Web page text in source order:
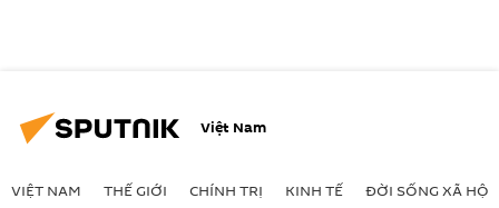
Việt Nam
VIỆT NAM THẾ GIỚI CHÍNH TRỊ KINH TẾ ĐỜI SỐNG XÃ HỘI